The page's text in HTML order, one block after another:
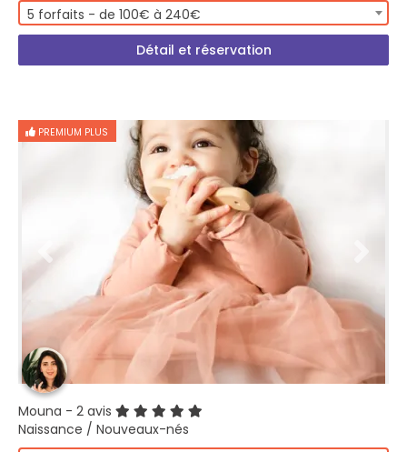
5 forfaits - de 100€ à 240€
Détail et réservation
PREMIUM PLUS
Mouna - 2 avis
Naissance / Nouveaux-nés